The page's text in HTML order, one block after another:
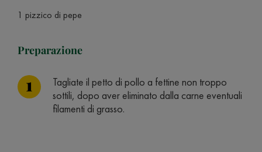
1 pizzico di pepe
Preparazione
Tagliate il petto di pollo a fettine non troppo
sottili, dopo aver eliminato dalla carne eventuali
filamenti di grasso.